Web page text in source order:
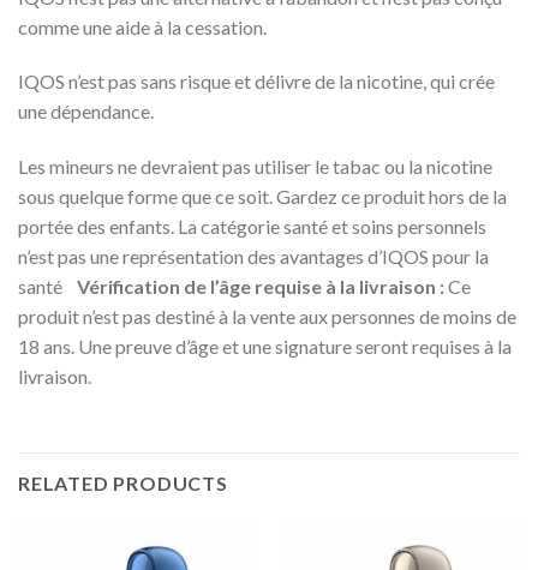
comme une aide à la cessation.
IQOS n’est pas sans risque et délivre de la nicotine, qui crée
une dépendance.
Les mineurs ne devraient pas utiliser le tabac ou la nicotine
sous quelque forme que ce soit. Gardez ce produit hors de la
portée des enfants. La catégorie santé et soins personnels
n’est pas une représentation des avantages d’IQOS pour la
santé Vérification de l’âge requise à la livraison :Ce
produit n’est pas destiné à la vente aux personnes de moins de
18 ans. Une preuve d’âge et une signature seront requises à la
livraison.
RELATED PRODUCTS